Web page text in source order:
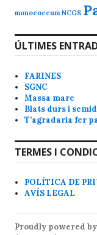
monococcum NCGS
ÚLTIMES
FARINES
SGNC
Massa mare
Blats durs i
T’agradaria fer
TERMES I
POLÍTICA DE
AVÍS LEGAL
Proudly powered